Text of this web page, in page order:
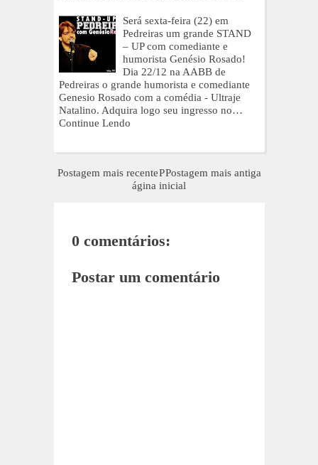
Será sexta-feira (22) em
Pedreiras um grande STAND
– UP com comediante e
humorista Genésio Rosado!
Dia 22/12 na AABB de
Pedreiras o grande humorista e comediante
Genesio Rosado com a comédia - Ultraje
Natalino. Adquira logo seu ingresso no…
Continue Lendo
Postagem mais recente Postagem mais antiga
P
ágina inicial
0 comentários:
Postar um comentário